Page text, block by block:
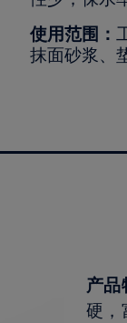
使用范围：
抹面砂浆、
产品
硬，